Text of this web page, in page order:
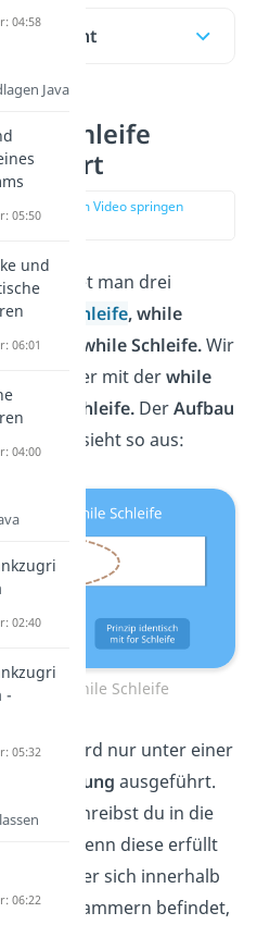
Schleife
erklärt
zur Stelle im Video springen
(00:19)
man drei
for Schleife, while
die do while Schleife.Wir
uns hier mit derwhile
while Schleife.DerAufbau
Schleife sieht so aus:
der while Schleife
Schleife wird nur unter einer
Bedingung ausgeführt.
schreibst du in die
Wenn diese erfüllt
Code, der sich innerhalb
Klammern befindet,
04:58
Java
05:50
und
06:01
04:00
02:40
-
05:32
06:22